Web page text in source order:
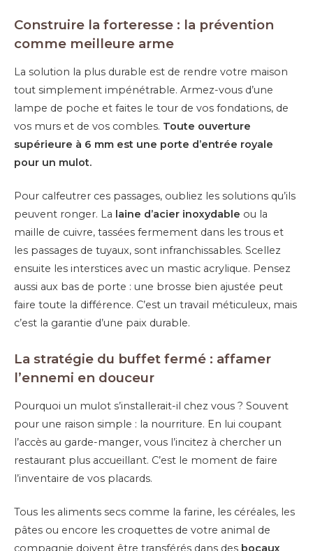
Construire la forteresse : la prévention
comme meilleure arme
La solution la plus durable est de rendre votre maison
tout simplement impénétrable. Armez-vous d’une
lampe de poche et faites le tour de vos fondations, de
vos murs et de vos combles. Toute ouverture
supérieure à 6 mm est une porte d’entrée royale
pour un mulot.
Pour calfeutrer ces passages, oubliez les solutions qu’ils
peuvent ronger. La laine d’acier inoxydable ou la
maille de cuivre, tassées fermement dans les trous et
les passages de tuyaux, sont infranchissables. Scellez
ensuite les interstices avec un mastic acrylique. Pensez
aussi aux bas de porte : une brosse bien ajustée peut
faire toute la différence. C’est un travail méticuleux, mais
c’est la garantie d’une paix durable.
La stratégie du buffet fermé : affamer
l’ennemi en douceur
Pourquoi un mulot s’installerait-il chez vous ? Souvent
pour une raison simple : la nourriture. En lui coupant
l’accès au garde-manger, vous l’incitez à chercher un
restaurant plus accueillant. C’est le moment de faire
l’inventaire de vos placards.
Tous les aliments secs comme la farine, les céréales, les
pâtes ou encore les croquettes de votre animal de
compagnie doivent être transférés dans des bocaux